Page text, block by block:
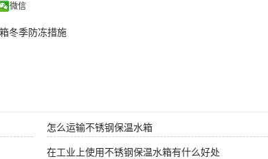
微信
冬季防冻措施
怎么运输不锈钢保温水箱
在工业上使用不锈钢保温水箱有什么好处